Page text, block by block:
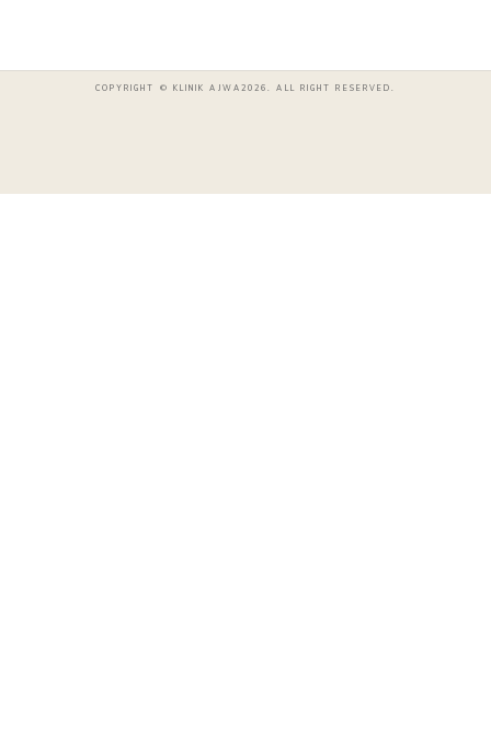
COPYRIGHT © KLINIK AJWA2026. ALL RIGHT RESERVED.